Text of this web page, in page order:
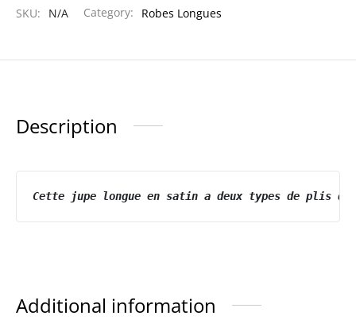
SKU: N/A Category: Robes Longues
Description
Cette jupe longue en satin a deux types de plis
Additional information